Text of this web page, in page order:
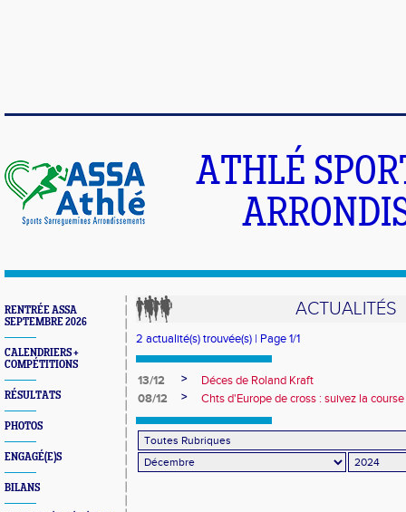
ATHLÉ
RENTRÉE ASSA
SEPTEMBRE 2026
CALENDRIERS +
COMPÉTITIONS
RÉSULTATS
PHOTOS
ENGAGÉ(E)S
BILANS
ACTUALITÉS
2 actualité(s) trouvée(s) | Page 1/1
13/12 >
Déces de Roland Kraft
08/12
> Chts d'Europe de cross : suivez la